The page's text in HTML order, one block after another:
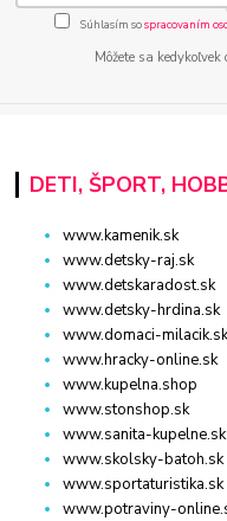
Súhlasím sospracovaním
Môžete sa
DETI, ŠPORT,
www.kamenik.sk
www.detsky-raj.sk
www.detskaradost.sk
www.detsky-hrdina.sk
www.domaci-
www.hracky-online.sk
www.kupelna.shop
www.stonshop.sk
www.sanita-kupelne.sk
www.skolsky-batoh.sk
www.sportaturistika.sk
www.potraviny-